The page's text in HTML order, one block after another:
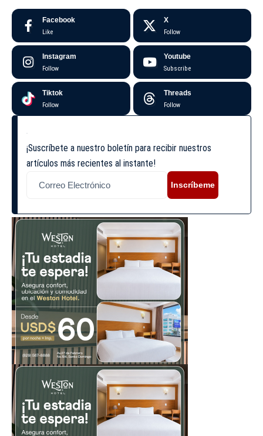
Facebook
Like
X
Follow
Instagram
Follow
Youtube
Subscribe
Tiktok
Follow
Threads
Follow
¡Suscríbete a nuestro boletín para recibir nuestros
artículos más recientes al instante!
Inscríbeme